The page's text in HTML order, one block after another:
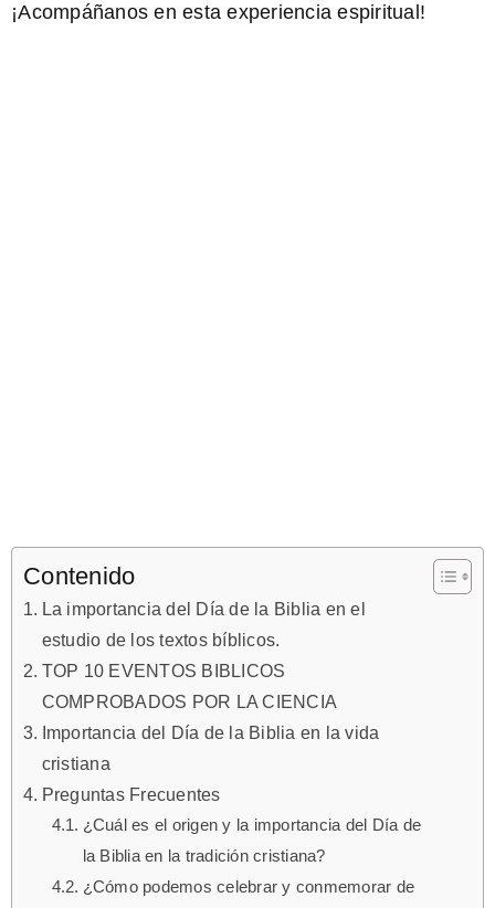
¡Acompáñanos en esta experiencia espiritual!
Contenido
La importancia del Día de la Biblia en el
estudio de los textos bíblicos.
TOP 10 EVENTOS BIBLICOS
COMPROBADOS POR LA CIENCIA
Importancia del Día de la Biblia en la vida
cristiana
Preguntas Frecuentes
¿Cuál es el origen y la importancia del Día de
la Biblia en la tradición cristiana?
¿Cómo podemos celebrar y conmemorar de